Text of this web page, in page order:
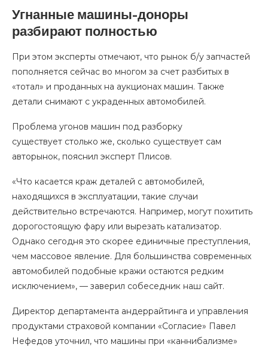
Угнанные машины-доноры
разбирают полностью
При этом эксперты отмечают, что рынок б/у запчастей
пополняется сейчас во многом за счет разбитых в
«тотал» и проданных на аукционах машин. Также
детали снимают с украденных автомобилей.
Проблема угонов машин под разборку
существует столько же, сколько существует сам
авторынок, пояснил эксперт Плисов.
«Что касается краж деталей с автомобилей,
находящихся в эксплуатации, такие случаи
действительно встречаются. Например, могут похитить
дорогостоящую фару или вырезать катализатор.
Однако сегодня это скорее единичные преступления,
чем массовое явление. Для большинства современных
автомобилей подобные кражи остаются редким
исключением», — заверил собеседник наш сайт.
Директор департамента андеррайтинга и управления
продуктами страховой компании «Согласие» Павел
Нефедов уточнил, что машины при «каннибализме»